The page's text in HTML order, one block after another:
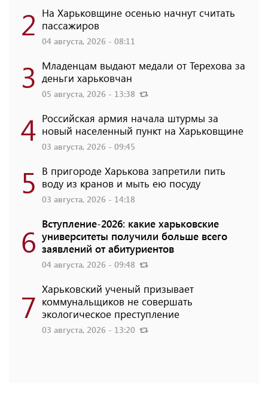
2 На Харьковщине осенью начнут считать
пассажиров
04 августа, 2026 - 08:11
3 Младенцам выдают медали от Терехова за
деньги харьковчан
05 августа, 2026 - 13:38
4 Российская армия начала штурмы за
новый населенный пункт на Харьковщине
03 августа, 2026 - 09:45
5 В пригороде Харькова запретили пить
воду из кранов и мыть ею посуду
03 августа, 2026 - 14:18
6 Вступление-2026: какие харьковские
университеты получили больше всего
заявлений от абитуриентов
04 августа, 2026 - 09:48
7 Харьковский ученый призывает
коммунальщиков не совершать
экологическое преступление
03 августа, 2026 - 13:20